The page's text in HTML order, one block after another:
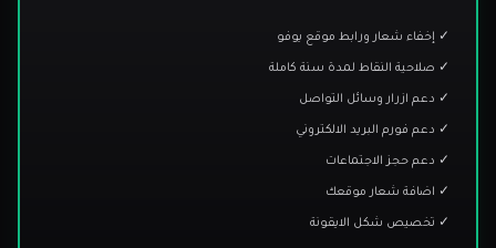
✓ إخفاء شعار ورابط موقع يوفو
✓ صلاحية النقاط لمدة سنة كاملة
✓ دعم ازرار وسائل التواصل
✓ دعم فورم البريد الالكتروني
✓ دعم حجز الاجتماعات
✓ اضافة شعار موقعك
✓ تخصيص شكل الايقونة